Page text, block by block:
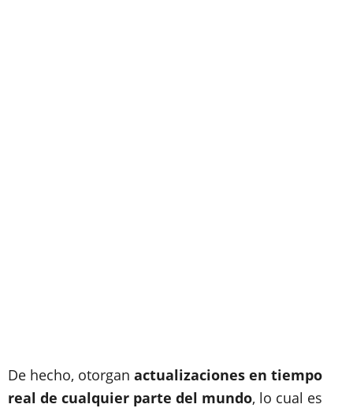
De hecho, otorgan actualizaciones en tiempo
real de cualquier parte del mundo, lo cual es